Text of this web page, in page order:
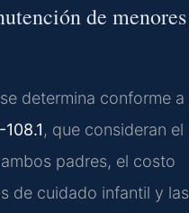
de menores
determina conforme a
, que consideran el
padres, el costo
de cuidado infantil y las